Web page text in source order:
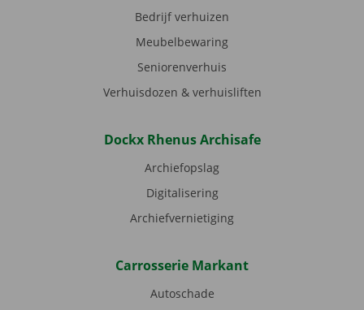
Bedrijf verhuizen
Meubelbewaring
Seniorenverhuis
Verhuisdozen & verhuisliften
Dockx Rhenus Archisafe
Archiefopslag
Digitalisering
Archiefvernietiging
Carrosserie Markant
Autoschade